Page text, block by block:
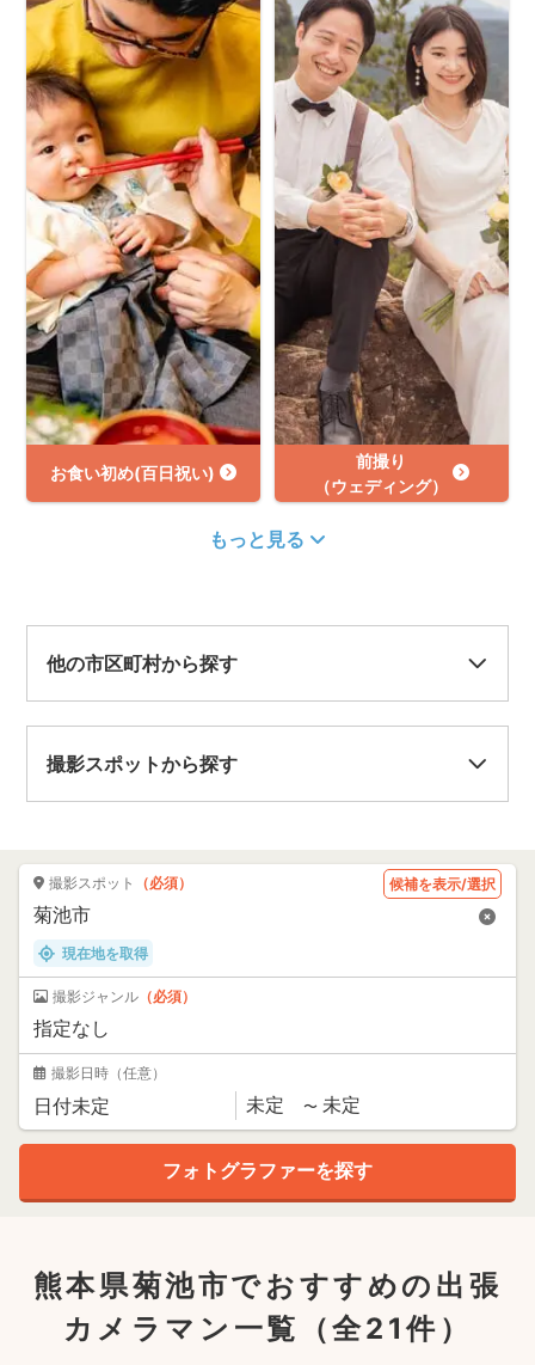
お食い初め(百日祝い)
前撮り
（ウェディング）
もっと見る
他の市区町村から探す
撮影スポットから探す
撮影スポット （必須） 候補を表示/選択
現在地を取得
撮影ジャンル （必須）
撮影日時 （任意）
熊本県菊池市でおすすめの出張
カメラマン一覧
（全21件）